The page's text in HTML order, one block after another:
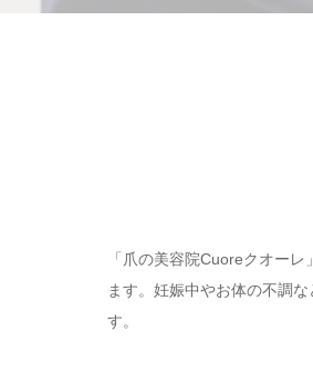
「爪の美容院Cuoreクオー
ます。妊娠中やお体の不調
す。